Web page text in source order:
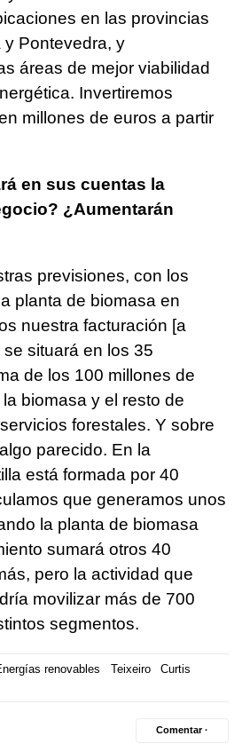
en las provincias
y Pontevedra, y
áreas de mejor viabilidad
Invertiremos
millones de euros a partir
en sus cuentas la
¿Aumentarán
previsiones, con los
planta de biomasa en
nuestra facturación [a
situará en los 35
de los 100 millones de
biomasa y el resto de
forestales. Y sobre
parecido. En la
está formada por 40
que generamos unos
la planta de biomasa
sumará otros 40
pero la actividad que
movilizar más de 700
segmentos.
renovables Teixeiro
Curtis
Comentar ·